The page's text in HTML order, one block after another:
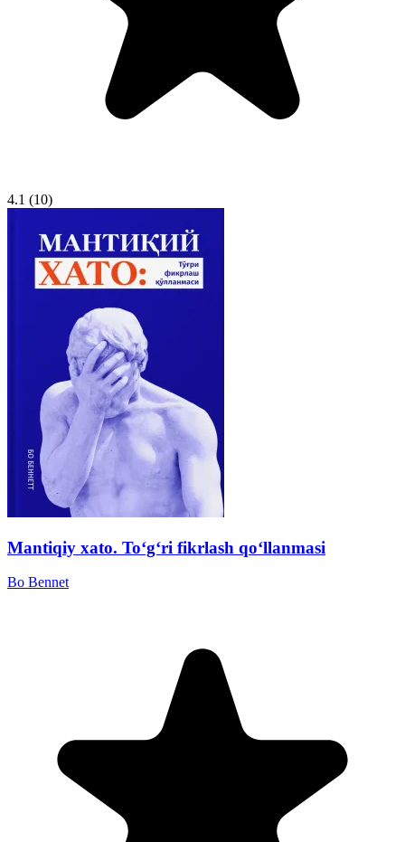
4.1 (10)
Mantiqiy xato. To‘g‘ri fikrlash qo‘llanmasi
Bo Bennet